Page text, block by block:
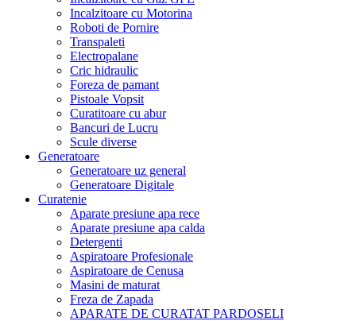
Incalzitoare cu Motorina
Roboti de Pornire
Transpaleti
Electropalane
Cric hidraulic
Foreza de pamant
Pistoale Vopsit
Curatitoare cu abur
Bancuri de Lucru
Scule diverse
Generatoare
Generatoare uz general
Generatoare Digitale
Curatenie
Aparate presiune apa rece
Aparate presiune apa calda
Detergenti
Aspiratoare Profesionale
Aspiratoare de Cenusa
Masini de maturat
Freza de Zapada
APARATE DE CURATAT PARDOSELI